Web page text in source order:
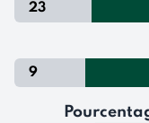
23
9